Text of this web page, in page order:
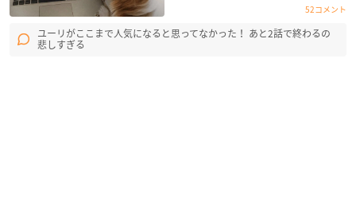
52コメント
ユーリがここまで人気になると思ってなかった！ あと2話で終わるの
悲しすぎる